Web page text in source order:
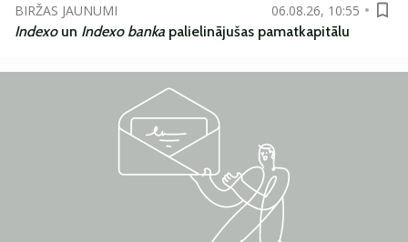
BIRŽAS JAUNUMI
06.08.26, 10:55
Indexoun Indexo banka palielinājušas pamatkapitālu